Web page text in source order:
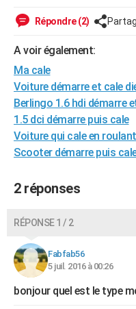
Forum
Aménagement intérieur
Extérieur
Cuisine
Salle de bains
Jardinage
Rangement
WEEK-END
LIFESTYLE
Art de vivre
Bien-être
Loisirs
Mode
Modes de vie
SANTE
Alimentation
Guide de la santé
Maladies
Médicaments
Sommeil
VOYAGE
Destinations
City break
Voyage nature
Voyage de noces
Forum
Climat
+PHOTO
GUIDES D'ACHAT
BONS PLANS
Dictionnaire
Biographies
Citations
Expressions
Proverbes
PROGRAMME TV
COPAINS D'AVANT
Répondre (2)
A voir également:
Ma cale
Voiture démarre et cale
Berlingo 1.6 hdi démarre
1.5 dci démarre puis cale
Voiture qui cale en
Scooter démarre puis
2 réponses
RÉPONSE 1 / 2
Fabfab56
5 juil. 2016 à 00:26
bonjour quel est le type